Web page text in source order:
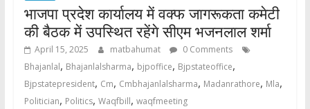
भाजपा प्रदेश कार्यालय में वक्फ जागरूकता कमेटी
की बैठक में उपस्थित रहेंगे सीएम भजनलाल शर्मा
April 15, 2025 matbahumat
0 Comments
Bhajanlal, Bhajanlalsharma, bjpoffice, Bjpstateoffice,
Bjpstatepresident, Cm, Cmbhajanlalsharma, Madanrathore, Mla,
Politician, Politics, Waqfbill, waqfmeeting